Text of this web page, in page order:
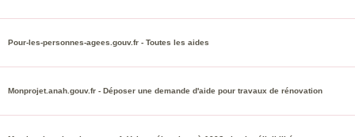
Pour-les-personnes-agees.gouv.fr - Toutes les aides
Monprojet.anah.gouv.fr - Déposer une demande d'aide pour travaux de rénovation